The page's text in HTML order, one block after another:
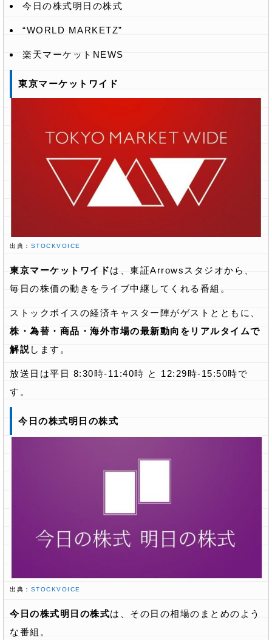
今日の株式明日の株式
“WORLD MARKETZ”
楽天マーケットNEWS
東京マーケットワイド
出典： STOCKVOICE
東京マーケットワイドは、東証Arrowsスタジオから、
毎日の株価の動きをライブ中継してくれる番組。
ストックボイスの経済キャスター陣がゲストとともに、
株・為替・商品・海外市場の最新動向をリアルタイムで
解説します。
放送日は平日 8:30時-11:40時 と 12:29時-15:50時で
す。
今日の株式明日の株式
出典： STOCKVOICE
今日の株式明日の株式は、その日の相場のまとめのよう
な番組。